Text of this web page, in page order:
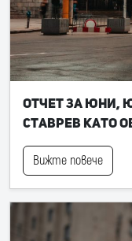
Отчет за юни,
Ставрев като
Вижте повече